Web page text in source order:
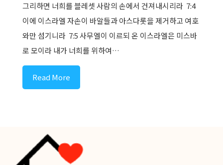
그리하면 너희를 블레셋 사람의 손에서 건져내시리라 ​ 7:4
이에 이스라엘 자손이 바알들과 아스다롯을 제거하고 여호
와만 섬기니라 ​ 7:5 사무엘이 이르되 온 이스라엘은 미스바
로 모이라 내가 너희를 위하여…
Read More